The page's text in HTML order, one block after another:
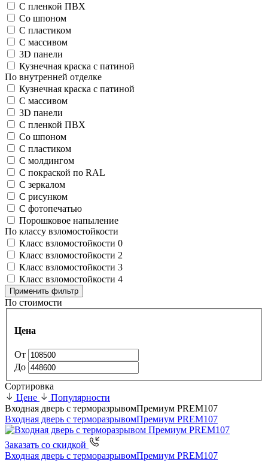
С пленкой ПВХ
Со шпоном
С пластиком
С массивом
3D панели
Кузнечная краска с патиной
По внутренней отделке
Кузнечная краска с патиной
С массивом
3D панели
С пленкой ПВХ
Со шпоном
С пластиком
С молдингом
С покраской по RAL
С зеркалом
С рисунком
С фотопечатью
Порошковое напыление
По классу взломостойкости
Класс взломостойкости 0
Класс взломостойкости 2
Класс взломостойкости 3
Класс взломостойкости 4
Применить фильтр
По стоимости
Цена
От
До
Сортировка
Цене
Популярности
Входная дверь с терморазрывомПремиум PREM107
Входная дверь с терморазрывомПремиум PREM107
Заказать со скидкой
Входная дверь с терморазрывомПремиум PREM107